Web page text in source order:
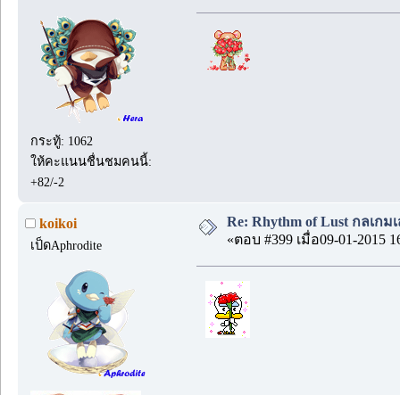
กระทู้: 1062
ให้คะแนนชื่นชมคนนี้:
+82/-2
koikoi
เป็ดAphrodite
Re: Rhythm of Lust กลเกม
«ตอบ #399 เมื่อ09-01-2015